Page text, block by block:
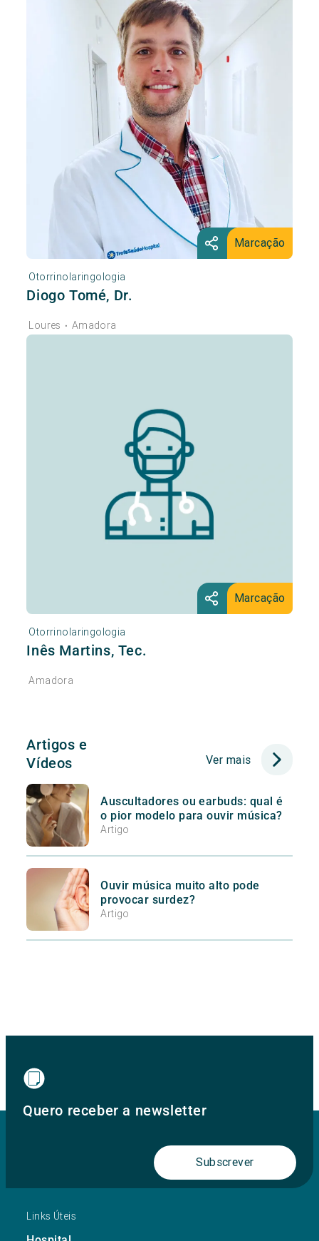
Marcação
Otorrinolaringologia
Diogo Tomé, Dr.
Loures • Amadora
Marcação
Otorrinolaringologia
Inês Martins, Tec.
Amadora
Artigos e
Vídeos
Ver mais
Auscultadores ou earbuds: qual é
o pior modelo para ouvir música?
Artigo
Ouvir música muito alto pode
provocar surdez?
Artigo
Quero receber a newsletter
Subscrever
Links Úteis